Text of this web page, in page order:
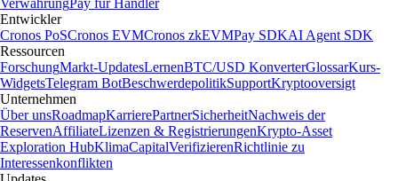
VerwahrungPay für Händler
Entwickler
Cronos PoSCronos EVMCronos zkEVMPay SDKAI Agent SDK
Ressourcen
ForschungMarkt-UpdatesLernenBTC/USD KonverterGlossarKurs-
WidgetsTelegram BotBeschwerdepolitikSupportKryptooversigt
Unternehmen
Über unsRoadmapKarrierePartnerSicherheitNachweis der
ReservenAffiliateLizenzen & RegistrierungenKrypto-Asset
Exploration HubKlimaCapitalVerifizierenRichtlinie zu
Interessenkonflikten